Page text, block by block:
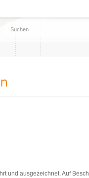
und ausgezeichnet. Auf